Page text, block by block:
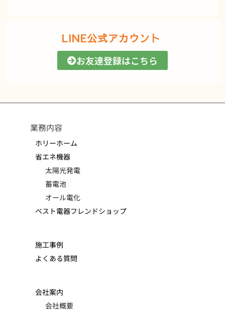
LINE公式アカウント
お友達登録はこちら
業務内容
ホリーホーム
省エネ機器
太陽光発電
蓄電池
オール電化
ベスト電器フレンドショップ
施工事例
よくある質問
会社案内
会社概要